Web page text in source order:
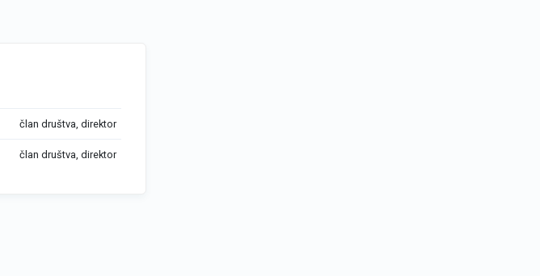
član društva, direktor
član društva, direktor